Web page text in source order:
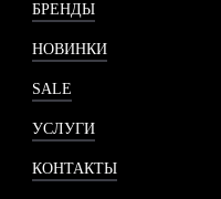
БРЕНДЫ
НОВИНКИ
SALE
УСЛУГИ
КОНТАКТЫ